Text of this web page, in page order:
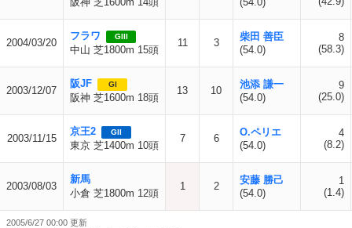
2004/03/20
フラワ GIII
中山 芝1800m 15頭
11 3
柴田 善臣
(54.0)
8
(58.3)
2003/12/07
阪JF GI
阪神 芝1600m 18頭
13 10
池添 謙一
(54.0)
9
(25.0)
2003/11/15
京王2 GII
東京 芝1400m 10頭
7 6
O.ペリエ
(54.0)
4
(8.2)
2003/08/03
新馬
小倉 芝1800m 12頭
1 2
安藤 勝己
(54.0)
1
(1.4)
2005/6/27 00:00 更新